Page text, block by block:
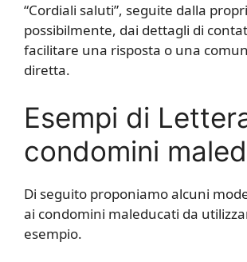
“Cordiali saluti”, seguite dalla
possibilmente, dai dettagli di
facilitare una risposta o una
diretta.
Esempi di
condomini
Di seguito proponiamo alcuni
ai condomini maleducati da
esempio.